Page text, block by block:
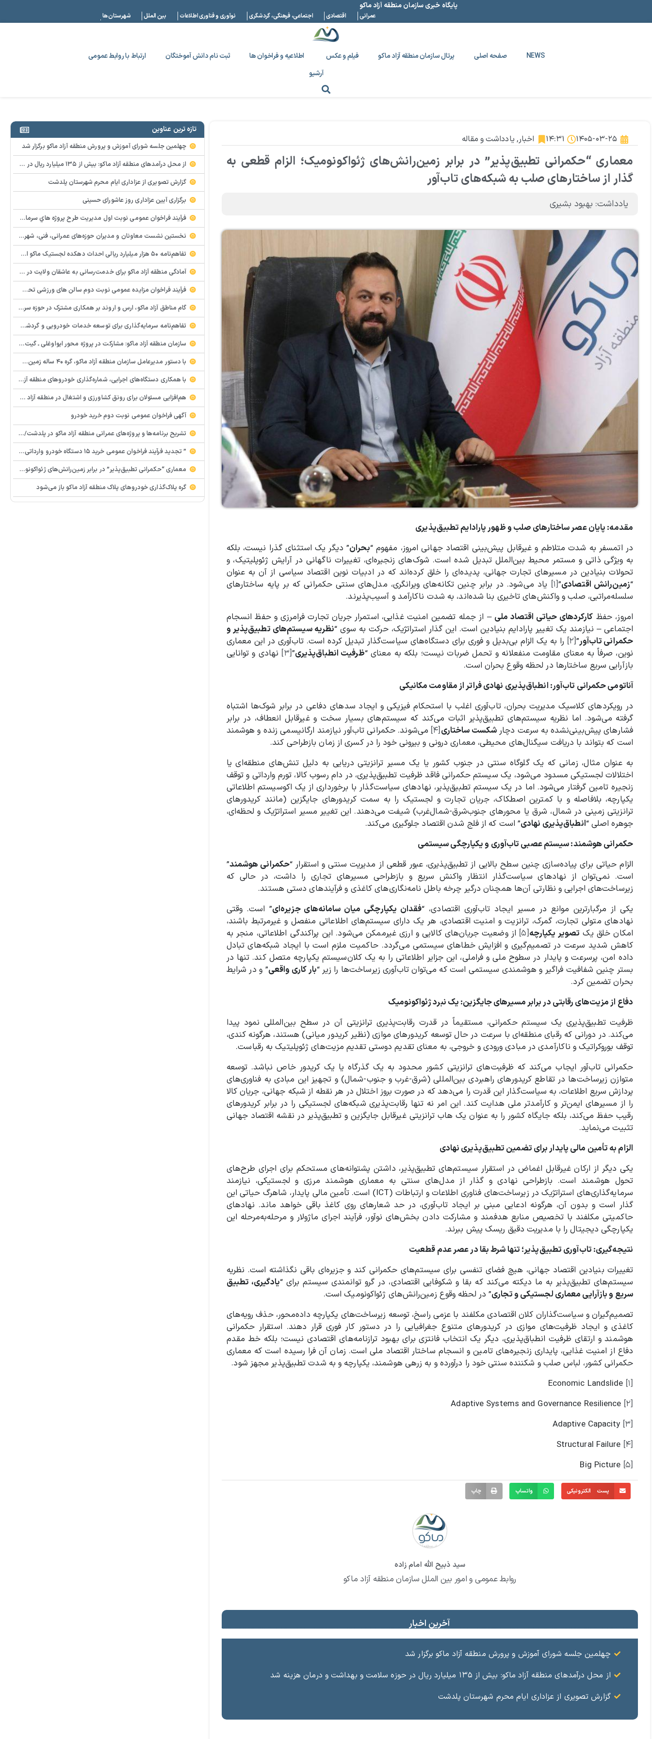
پایگاه خبری سازمان منطقه آزاد ماکو
عمرانی اقتصادی اجتماعی، فرهنگی، گردشگری نوآوری و فناوری اطلاعات بین الملل شهرستان ها
NEWS صفحه اصلی پرتال سازمان منطقه آزاد ماکو فیلم و عکس اطلاعیه و فراخوان ها ثبت نام دانش آموختگان
ارتباط با روابط عمومی
آرشیو
۱۴۰۵-۰۳-۲۵ ۱۴:۳۱ اخبار, یادداشت و مقاله
معماری “حکمرانی تطبیق‌پذیر” در برابر زمین‌رانش‌های ژئواکونومیک؛ الزام قطعی به
گذار از ساختارهای صلب به شبکه‌های تاب‌آور
یادداشت: بهبود بشیری
مقدمه: پایان عصر ساختارهای صلب و ظهور پارادایم تطبیق‌پذیری
در اتمسفر به شدت متلاطم و غیرقابل پیش‌بینی اقتصاد جهانی امروز، مفهوم “بحران” دیگر یک استثنای گذرا نیست، بلکه
به ویژگی ذاتی و مستمر محیط بین‌الملل تبدیل شده است. شوک‌های زنجیره‌ای، تغییرات ناگهانی در آرایش ژئوپلیتیک، و
تحولات بنیادین در مسیرهای تجارت جهانی، پدیده‌ای را خلق کرده‌اند که در ادبیات نوین اقتصاد سیاسی از آن به عنوان
“زمین‌رانش اقتصادی”[۱]
یاد می‌شود. در برابر چنین تکانه‌های ویرانگری، مدل‌های سنتی حکمرانی که بر پایه ساختارهای
سلسله‌مراتبی، صلب و واکنش‌های تاخیری بنا شده‌اند، به شدت ناکارآمد و آسیب‌پذیرند.
امروز، حفظ کارکردهای حیاتی اقتصاد ملی – از جمله تضمین امنیت غذایی، استمرار جریان تجارت فرامرزی و حفظ انسجام
اجتماعی – نیازمند یک تغییر پارادایم بنیادین است. این گذار استراتژیک، حرکت به سوی “نظریه سیستم‌های تطبیق‌پذیر و
حکمرانی تاب‌آور”[۲]
را به یک الزام بی‌بدیل و فوری برای دستگاه‌های سیاست‌گذار تبدیل کرده است. تاب‌آوری در این معماری
نوین، صرفاً به معنای مقاومت منفعلانه و تحمل ضربات نیست؛ بلکه به معنای “ظرفیت انطباق‌پذیری”[۳]
نهادی و توانایی
بازآرایی سریع ساختارها در لحظه وقوع بحران است.
آناتومی حکمرانی تاب‌آور: انطباق‌پذیری نهادی فراتر از مقاومت مکانیکی
در رویکردهای کلاسیک مدیریت بحران، تاب‌آوری اغلب با استحکام فیزیکی و ایجاد سدهای دفاعی در برابر شوک‌ها اشتباه
گرفته می‌شود. اما نظریه سیستم‌های تطبیق‌پذیر اثبات می‌کند که سیستم‌های بسیار سخت و غیرقابل انعطاف، در برابر
فشارهای پیش‌بینی‌نشده به سرعت دچارشکست ساختاری[۴]
می‌شوند. حکمرانی تاب‌آور نیازمند ارگانیسمی زنده و هوشمند
است که بتواند با دریافت سیگنال‌های محیطی، معماری درونی و بیرونی خود را در کسری از زمان بازطراحی کند.
به عنوان مثال، زمانی که یک گلوگاه سنتی در جنوب کشور یا یک مسیر ترانزیتی دریایی به دلیل تنش‌های منطقه‌ای یا
اختلالات لجستیکی مسدود می‌شود، یک سیستم حکمرانی فاقد ظرفیت تطبیق‌پذیری، در دام رسوب کالا، تورم وارداتی و توقف
زنجیره تامین گرفتار می‌شود. اما در یک سیستم تطبیق‌پذیر، نهادهای سیاست‌گذار با برخورداری از یک اکوسیستم اطلاعاتی
یکپارچه، بلافاصله و با کمترین اصطکاک، جریان تجارت و لجستیک را به سمت کریدورهای جایگزین (مانند کریدورهای
ترانزیتی زمینی در شمال، شرق یا محورهای جنوب‌شرق-شمال‌غرب) شیفت می‌دهند. این تغییر مسیر استراتژیک و لحظه‌ای،
جوهره اصلی “انطباق‌پذیری نهادی” است که از فلج شدن اقتصاد جلوگیری می‌کند.
حکمرانی هوشمند: سیستم عصبی تاب‌آوری و یکپارچگی سیستمی
الزام حیاتی برای پیاده‌سازی چنین سطح بالایی از تطبیق‌پذیری، عبور قطعی از مدیریت سنتی و استقرار “حکمرانی هوشمند”
است. نمی‌توان از نهادهای سیاست‌گذار انتظار واکنش سریع و بازطراحی مسیرهای تجاری را داشت، در حالی که
زیرساخت‌های اجرایی و نظارتی آن‌ها همچنان درگیر چرخه باطل نامه‌نگاری‌های کاغذی و فرآیندهای دستی هستند.
یکی از مرگبارترین موانع در مسیر ایجاد تاب‌آوری اقتصادی، “فقدان یکپارچگی میان سامانه‌های جزیره‌ای” است. وقتی
نهادهای متولی تجارت، گمرک، ترانزیت و امنیت اقتصادی، هر یک دارای سیستم‌های اطلاعاتی منفصل و غیرمرتبط باشند،
امکان خلق یک تصویر یکپارچه[۵]
از وضعیت جریان‌های کالایی و ارزی غیرممکن می‌شود. این پراکندگی اطلاعاتی، منجر به
کاهش شدید سرعت در تصمیم‌گیری و افزایش خطاهای سیستمی می‌گردد. حاکمیت ملزم است با ایجاد شبکه‌های تبادل
داده امن، پرسرعت و پایدار در سطوح ملی و فراملی، این جزایر اطلاعاتی را به یک کلان‌سیستم یکپارچه متصل کند. تنها در
بستر چنین شفافیت فراگیر و هوشمندی سیستمی است که می‌توان تاب‌آوری زیرساخت‌ها را زیر “بار کاری واقعی” و در شرایط
بحران تضمین کرد.
دفاع از مزیت‌های رقابتی در برابر مسیرهای جایگزین: یک نبرد ژئواکونومیک
ظرفیت تطبیق‌پذیری یک سیستم حکمرانی، مستقیماً در قدرت رقابت‌پذیری ترانزیتی آن در سطح بین‌المللی نمود پیدا
می‌کند. در دورانی که رقبای منطقه‌ای با سرعت در حال توسعه کریدورهای موازی (نظیر کریدور میانی) هستند، هرگونه کندی،
توقف بوروکراتیک و ناکارآمدی در مبادی ورودی و خروجی، به معنای تقدیم دوستی تقدیم مزیت‌های ژئوپلیتیک به رقباست.
حکمرانی تاب‌آور ایجاب می‌کند که ظرفیت‌های ترانزیتی کشور محدود به یک گذرگاه یا یک کریدور خاص نباشد. توسعه
متوازن زیرساخت‌ها در تقاطع کریدورهای راهبردی بین‌المللی (شرق-غرب و جنوب-شمال) و تجهیز این مبادی به فناوری‌های
پردازش سریع اطلاعات، به سیاست‌گذار این قدرت را می‌دهد که در صورت بروز اختلال در هر نقطه از شبکه جهانی، جریان کالا
را از مسیرهای ایمن‌تر و کارآمدتر ملی هدایت کند. این امر نه تنها رقابت‌پذیری شبکه‌های لجستیکی را در برابر کریدورهای
رقیب حفظ می‌کند، بلکه جایگاه کشور را به عنوان یک هاب ترانزیتی غیرقابل جایگزین و تطبیق‌پذیر در نقشه اقتصاد جهانی
تثبیت می‌نماید.
الزام به تأمین مالی پایدار برای تضمین تطبیق‌پذیری نهادی
یکی دیگر از ارکان غیرقابل اغماض در استقرار سیستم‌های تطبیق‌پذیر، داشتن پشتوانه‌های مستحکم برای اجرای طرح‌های
تحول هوشمند است. بازطراحی نهادی و گذار از مدل‌های سنتی به معماری هوشمند مرزی و لجستیکی، نیازمند
سرمایه‌گذاری‌های استراتژیک در زیرساخت‌های فناوری اطلاعات و ارتباطات (ICT) است. تأمین مالی پایدار، شاهرگ حیاتی این
گذار است و بدون آن، هرگونه ادعایی مبنی بر ایجاد تاب‌آوری، در حد شعارهای روی کاغذ باقی خواهد ماند. نهادهای
حاکمیتی مکلفند با تخصیص منابع هدفمند و مشارکت دادن بخش‌های نوآور، فرآیند اجرای ماژولار و مرحله‌به‌مرحله این
یکپارچگی دیجیتال را با مدیریت دقیق ریسک پیش ببرند.
نتیجه‌گیری: تاب‌آوری تطبیق‌پذیر؛ تنها شرط بقا در عصر عدم قطعیت
تغییرات بنیادین اقتصاد جهانی، هیچ فضای تنفسی برای سیستم‌های حکمرانی کند و جزیره‌ای باقی نگذاشته است. نظریه
سیستم‌های تطبیق‌پذیر به ما دیکته می‌کند که بقا و شکوفایی اقتصادی، در گرو توانمندی سیستم برای “یادگیری، تطبیق
سریع و بازآرایی معماری لجستیکی و تجاری” در لحظه وقوع زمین‌رانش‌های ژئواکونومیک است.
تصمیم‌گیران و سیاست‌گذاران کلان اقتصادی مکلفند با عزمی راسخ، توسعه زیرساخت‌های یکپارچه داده‌محور، حذف رویه‌های
کاغذی و ایجاد ظرفیت‌های موازی در کریدورهای متنوع جغرافیایی را در دستور کار فوری قرار دهند. استقرار حکمرانی
هوشمند و ارتقای ظرفیت انطباق‌پذیری، دیگر یک انتخاب فانتزی برای بهبود ترازنامه‌های اقتصادی نیست؛ بلکه خط مقدم
دفاع از امنیت غذایی، پایداری زنجیره‌های تامین و انسجام ساختار اقتصاد ملی است. زمان آن فرا رسیده است که معماری
حکمرانی کشور، لباس صلب و شکننده سنتی خود را درآورده و به زرهی هوشمند، یکپارچه و به شدت تطبیق‌پذیر مجهز شود.
[۱]
[۲]
[۳]
[۴]
[۵]
پست الکترونیکی واتساپ چاپ
سید ذبیح الله امام زاده
روابط عمومی و امور بین الملل سازمان منطقه آزاد ماکو
آخرین اخبار
چهلمین جلسه شورای آموزش و پرورش منطقه آزاد ماکو برگزار شد
از محل درآمدهای منطقه آزاد ماکو: بیش از ۱۳۵ میلیارد ریال در حوزه سلامت و بهداشت و درمان هزینه شد
گزارش تصویری از عزاداری ایام محرم شهرستان پلدشت
تازه ترین عناوین
چهلمین جلسه شورای آموزش و پرورش منطقه آزاد ماکو برگزار شد
از محل درآمدهای منطقه آزاد ماکو: بیش از ۱۳۵ میلیارد ریال در حوزه سلامت و بهداشت و درمان هزینه شد
گزارش تصویری از عزاداری ایام محرم شهرستان پلدشت
برگزاری آیین عزاداری روز عاشورای حسینی
فرآيند فراخوان عمومي نوبت اول مديريت طرح پروژه هاي سرمايه گذاري سازمان منطقه آزاد ماکو
نخستین نشست معاونان و مدیران حوزه‌های عمرانی، فنی، شهرسازی، محیط‌زیست، خدمات شهری و لجستیک ۱۸ منطقه آزاد در سال ۱۴۰۵ برگزار شد
تفاهم‌نامه ۵۰ هزار میلیارد ریالی احداث دهکده لجستیک ماکو امضا شد
آمادگی منطقه آزاد ماکو برای خدمت‌رسانی به عاشقان ولایت در آیین وداع و تشییع قائد امت
فرآيند فراخوان مزایده عمومي نوبت دوم سالن های ورزشی تحت اختیار منطقه آزاد ماکو در شهرهای بازرگان – شوط و پلدشت
گام مناطق آزاد ماکو، ارس و اروند بر همکاری مشترک در حوزه سرمایه‌گذاری و تجارت
تفاهم‌نامه سرمایه‌گذاری برای توسعه خدمات خودرویی و گردشگری خودرو در منطقه آزاد ماکو امضا شد
سازمان منطقه آزاد ماکو: مشارکت در پروژه محور ایواوغلی ـ گیت مستلزم تأمین منابع و مجوزهای قانونی است
با دستور مدیرعامل سازمان منطقه آزاد ماکو، گره ۴۰ ساله زمین‌های بیات ماکو باز شد
با همکاری دستگاه‌های اجرایی، شماره‌گذاری خودروهای منطقه آزاد ماکو از سر گرفته می‌شود
هم‌افزایی مسئولان برای رونق کشاورزی و اشتغال در منطقه آزاد ماکو
آگهی فراخوان عمومی نوبت دوم خرید خودرو
تشریح برنامه‌ها و پروژه‌های عمرانی منطقه آزاد ماکو در پلدشت/ دستور مدیر عامل سازمان برای تسریع در پروژه های عمرانی
” تجدید فرآيند فراخوان عمومی خرید ۱۵ دستگاه خودرو وارداتی تویوتا رافور (نوبت دوم
معماری “حکمرانی تطبیق‌پذیر” در برابر زمین‌رانش‌های ژئواکونومیک؛ الزام قطعی به گذار از ساختارهای صلب به شبکه‌های تاب‌آور
گره پلاک‌گذاری خودروهای پلاک منطقه آزاد ماکو باز می‌شود